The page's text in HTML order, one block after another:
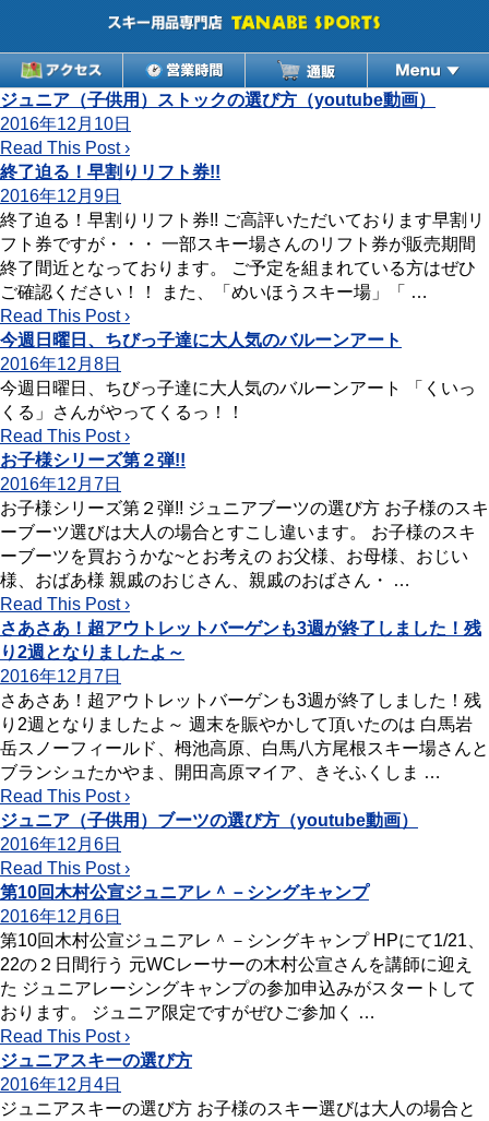
ジュニア（子供用）ストックの選び方（youtube動画）
2016年12月10日
Read This Post ›
終了迫る！早割りリフト券!!
2016年12月9日
終了迫る！早割りリフト券!! ご高評いただいております早割リ
フト券ですが・・・ 一部スキー場さんのリフト券が販売期間
終了間近となっております。 ご予定を組まれている方はぜひ
ご確認ください！！ また、「めいほうスキー場」「 …
Read This Post ›
今週日曜日、ちびっ子達に大人気のバルーンアート
2016年12月8日
今週日曜日、ちびっ子達に大人気のバルーンアート 「くいっ
くる」さんがやってくるっ！！
Read This Post ›
お子様シリーズ第２弾!!
2016年12月7日
お子様シリーズ第２弾!! ジュニアブーツの選び方 お子様のスキ
ーブーツ選びは大人の場合とすこし違います。 お子様のスキ
ーブーツを買おうかな~とお考えの お父様、お母様、おじい
様、おばあ様 親戚のおじさん、親戚のおばさん・ …
Read This Post ›
さあさあ！超アウトレットバーゲンも3週が終了しました！残
り2週となりましたよ～
2016年12月7日
さあさあ！超アウトレットバーゲンも3週が終了しました！残
り2週となりましたよ～ 週末を賑やかして頂いたのは 白馬岩
岳スノーフィールド、栂池高原、白馬八方尾根スキー場さんと
ブランシュたかやま、開田高原マイア、きそふくしま …
Read This Post ›
ジュニア（子供用）ブーツの選び方（youtube動画）
2016年12月6日
Read This Post ›
第10回木村公宣ジュニアレ＾－シングキャンプ
2016年12月6日
第10回木村公宣ジュニアレ＾－シングキャンプ HPにて1/21、
22の２日間行う 元WCレーサーの木村公宣さんを講師に迎え
た ジュニアレーシングキャンプの参加申込みがスタートして
おります。 ジュニア限定ですがぜひご参加く …
Read This Post ›
ジュニアスキーの選び方
2016年12月4日
ジュニアスキーの選び方 お子様のスキー選びは大人の場合と